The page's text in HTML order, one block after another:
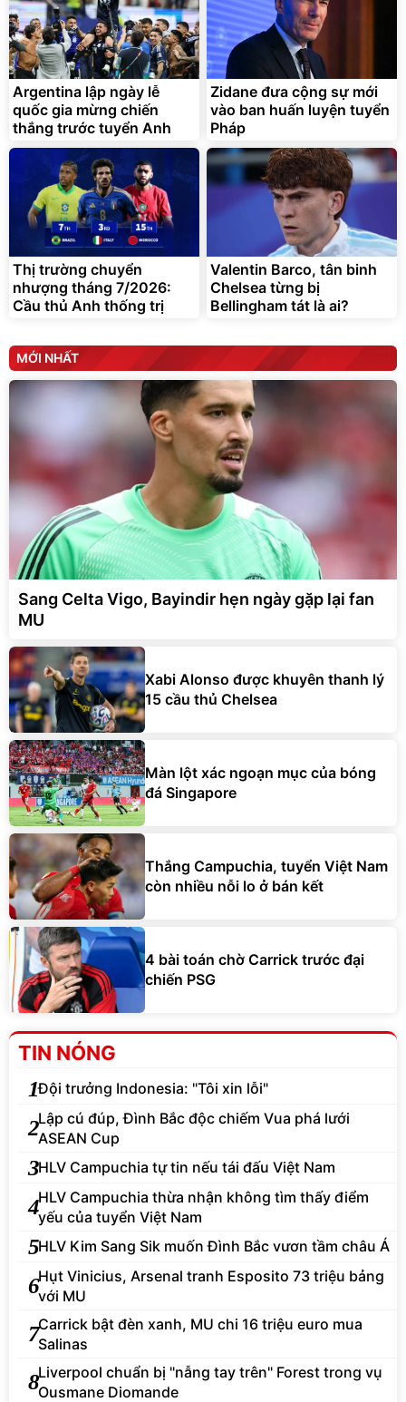
Argentina lập ngày lễ
quốc gia mừng chiến
thắng trước tuyển Anh
Zidane đưa cộng sự mới
vào ban huấn luyện tuyển
Pháp
Thị trường chuyển
nhượng tháng 7/2026:
Cầu thủ Anh thống trị
Valentin Barco, tân binh
Chelsea từng bị
Bellingham tát là ai?
MỚI NHẤT
Sang Celta Vigo, Bayindir hẹn ngày gặp lại fan
MU
Xabi Alonso được khuyên thanh lý
15 cầu thủ Chelsea
Màn lột xác ngoạn mục của bóng
đá Singapore
Thắng Campuchia, tuyển Việt Nam
còn nhiều nỗi lo ở bán kết
4 bài toán chờ Carrick trước đại
chiến PSG
TIN NÓNG
1Đội trưởng Indonesia: "Tôi xin lỗi"
2Lập cú đúp, Đình Bắc độc chiếm Vua phá lưới
ASEAN Cup
3HLV Campuchia tự tin nếu tái đấu Việt Nam
4HLV Campuchia thừa nhận không tìm thấy điểm
yếu của tuyển Việt Nam
5HLV Kim Sang Sik muốn Đình Bắc vươn tầm châu Á
6Hụt Vinicius, Arsenal tranh Esposito 73 triệu bảng
với MU
7Carrick bật đèn xanh, MU chi 16 triệu euro mua
Salinas
8Liverpool chuẩn bị "nẫng tay trên" Forest trong vụ
Ousmane Diomande